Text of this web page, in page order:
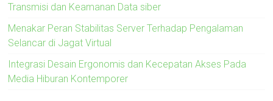
Transmisi dan Keamanan Data siber
Menakar Peran Stabilitas Server Terhadap Pengalaman
Selancar di Jagat Virtual
Integrasi Desain Ergonomis dan Kecepatan Akses Pada
Media Hiburan Kontemporer